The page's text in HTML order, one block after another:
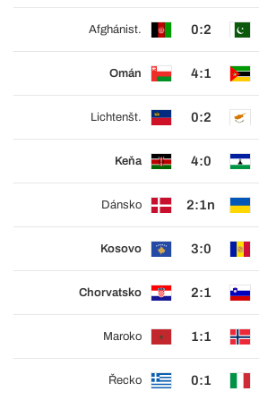
Afghánist. 0:2
Omán 4:1
Lichtenšt. 0:2
Keňa 4:0
Dánsko 2:1n
Kosovo 3:0
Chorvatsko 2:1
Maroko 1:1
Řecko 0:1